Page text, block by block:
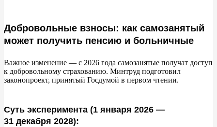
Добровольные взносы: как самозанятый
может получить пенсию и больничные
Важное изменение — с 2026 года самозанятые получат доступ
к добровольному страхованию. Минтруд подготовил
законопроект, принятый Госдумой в первом чтении.
Суть эксперимента (1 января 2026 —
31 декабря 2028):